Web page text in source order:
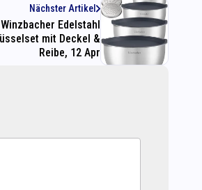
Nächster Artikel
Winzbacher Edelstahl
mit Deckel &
Reibe, 12 Apr